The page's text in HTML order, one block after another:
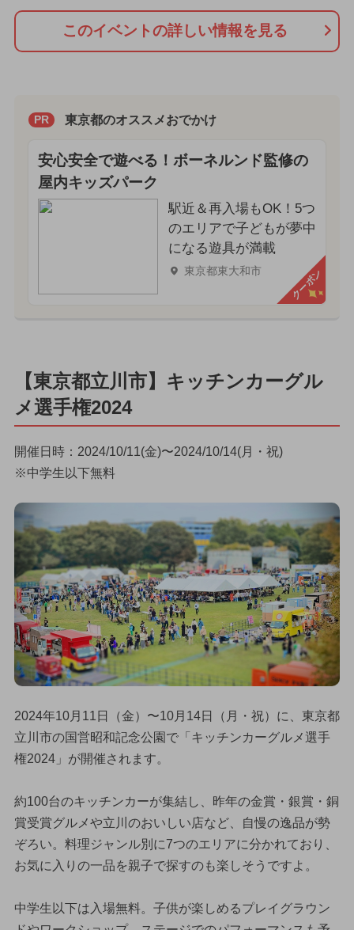
このイベントの詳しい情報を見る
PR 東京都のオススメおでかけ
安心安全で遊べる！ボーネルンド監修の
屋内キッズパーク
駅近＆再入場もOK！5つ
のエリアで子どもが夢中
になる遊具が満載
東京都東大和市 クーポン
【東京都立川市】キッチンカーグル
メ選手権2024
開催日時：2024/10/11(金)〜2024/10/14(月・祝)
※中学生以下無料
2024年10月11日（金）〜10月14日（月・祝）に、東京都
立川市の国営昭和記念公園で「キッチンカーグルメ選手
権2024」が開催されます。
約100台のキッチンカーが集結し、昨年の金賞・銀賞・銅
賞受賞グルメや立川のおいしい店など、自慢の逸品が勢
ぞろい。料理ジャンル別に7つのエリアに分かれており、
お気に入りの一品を親子で探すのも楽しそうですよ。
中学生以下は入場無料。子供が楽しめるプレイグラウン